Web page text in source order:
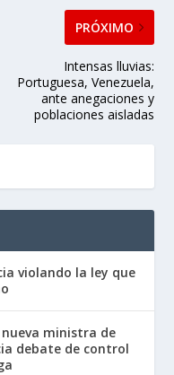
PRÓXIMO
Intensas lluvias:
Portuguesa, Venezuela,
ante anegaciones y
poblaciones aisladas
violando la ley que
ministra de
debate de control